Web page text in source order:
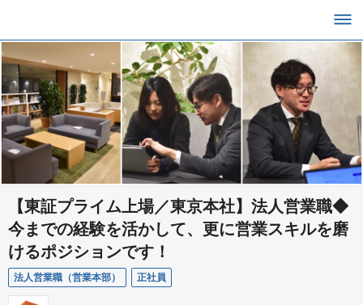
【東証プライム上場／東京本社】法人営業職◆
今までの経験を活かして、更に営業スキルを磨
けるポジションです！
法人営業職（営業本部） 正社員